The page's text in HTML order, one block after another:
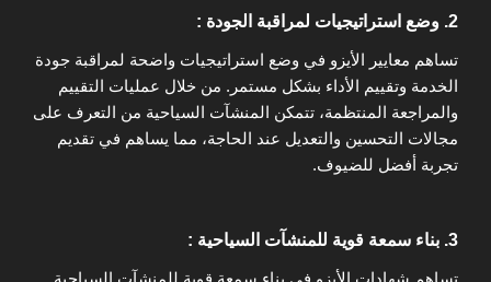
2. وضع استراتيجيات لمراقبة الجودة :
تساهم معايير الأيزو في وضع استراتيجيات واضحة لمراقبة جودة
الخدمة وتقييم الأداء بشكل مستمر. من خلال عمليات التقييم
والمراجعة المنتظمة، تتمكن المنشآت السياحية من التعرف على
مجالات التحسين والتعديل عند الحاجة، مما يساهم في تقديم
تجربة أفضل للضيوف.
3. بناء سمعة قوية للمنشآت السياحية :